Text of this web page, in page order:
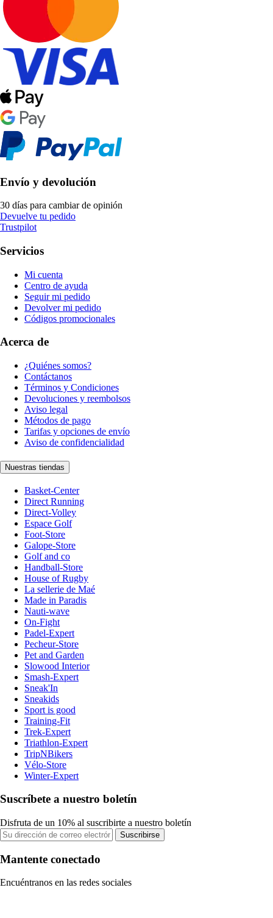
Envío y devolución
30 días para cambiar de opinión
Devuelve tu pedido
Trustpilot
Servicios
Mi cuenta
Centro de ayuda
Seguir mi pedido
Devolver mi pedido
Códigos promocionales
Acerca de
¿Quiénes somos?
Contáctanos
Términos y Condiciones
Devoluciones y reembolsos
Aviso legal
Métodos de pago
Tarifas y opciones de envío
Aviso de confidencialidad
Nuestras tiendas
Basket-Center
Direct Running
Direct-Volley
Espace Golf
Foot-Store
Galope-Store
Golf and co
Handball-Store
House of Rugby
La sellerie de Maé
Made in Paradis
Nauti-wave
On-Fight
Padel-Expert
Pecheur-Store
Pet and Garden
Slowood Interior
Smash-Expert
Sneak'In
Sneakids
Sport is good
Training-Fit
Trek-Expert
Triathlon-Expert
TripNBikers
Vélo-Store
Winter-Expert
Suscríbete a nuestro boletín
Disfruta de un 10% al suscribirte a nuestro boletín
Suscribirse
Mantente conectado
Encuéntranos en las redes sociales